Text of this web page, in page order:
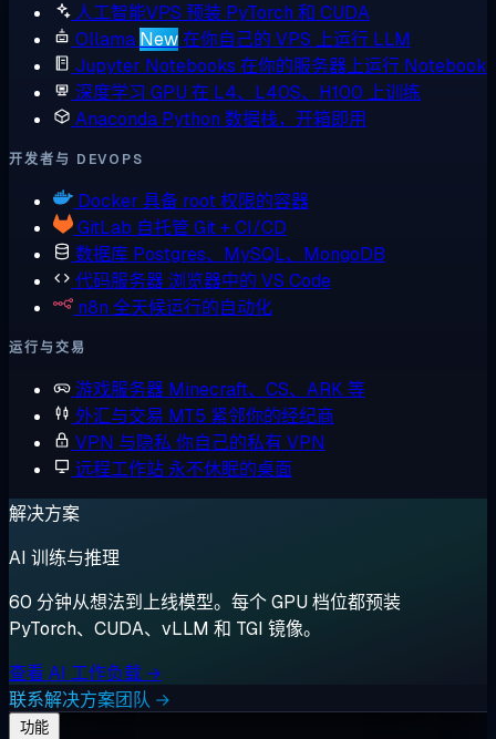
人工智能VPS 预装 PyTorch 和 CUDA
Ollama New在你自己的 VPS 上运行 LLM
Jupyter Notebooks 在你的服务器上运行 Notebook
深度学习 GPU 在 L4、L40S、H100 上训练
Anaconda Python 数据栈，开箱即用
开发者与 DEVOPS
Docker 具备 root 权限的容器
GitLab 自托管 Git + CI/CD
数据库 Postgres、MySQL、MongoDB
代码服务器 浏览器中的 VS Code
n8n 全天候运行的自动化
运行与交易
游戏服务器 Minecraft、CS、ARK 等
外汇与交易 MT5 紧邻你的经纪商
VPN 与隐私 你自己的私有 VPN
远程工作站 永不休眠的桌面
解决方案
AI 训练与推理
60 分钟从想法到上线模型。每个 GPU 档位都预装
PyTorch、CUDA、vLLM 和 TGI 镜像。
查看 AI 工作负载 →
联系解决方案团队 →